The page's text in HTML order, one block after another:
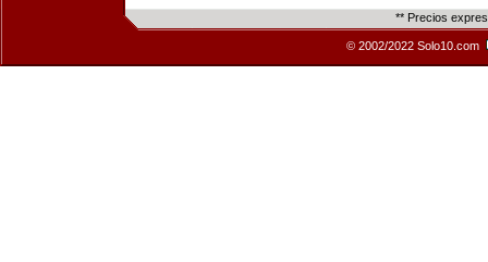
** Precios
© 2002/2022 Solo10.com